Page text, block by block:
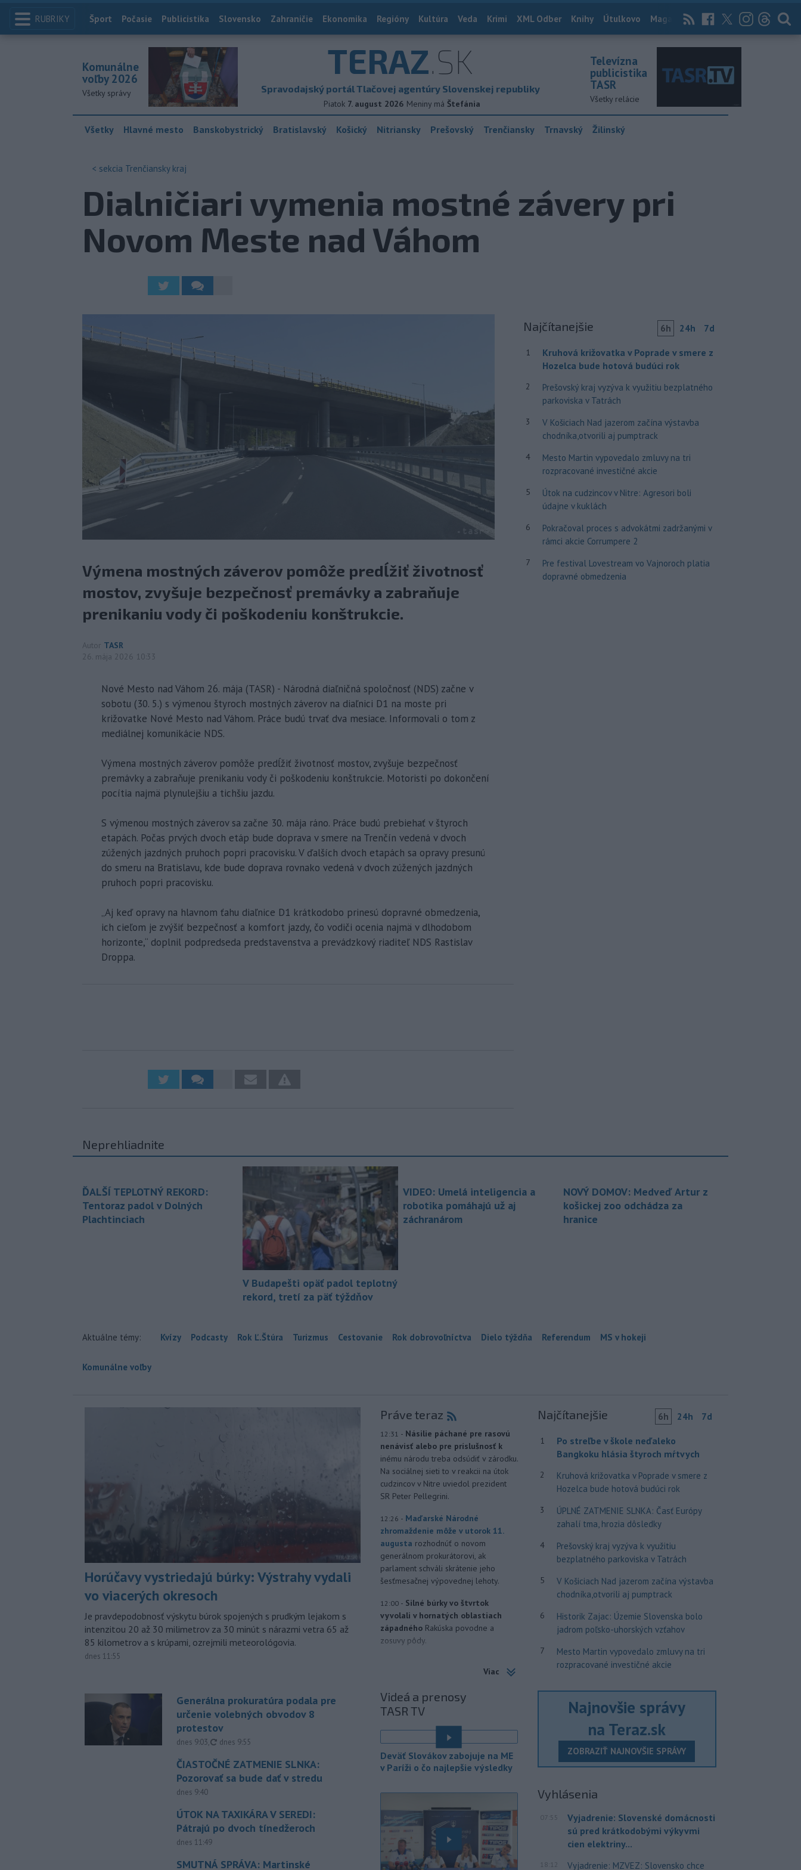
RUBRIKY Index
Šport Počasie Publicistika Slovensko Zahraničie Ekonomika Regióny Kultúra Veda Krimi XML Odber Knihy Útulkovo Magazín News Now Archív
TERAZ.SK
Spravodajský portál Tlačovej agentúry Slovenskej republiky
Piatok 7. august 2026 Meniny má Štefánia
Komunálne
voľby 2026
Všetky správy
Televízna
publicistika
TASR
Všetky relácie
Všetky Hlavné mesto Banskobystrický Bratislavský Košický Nitriansky Prešovský Trenčiansky Trnavský Žilinský
< sekcia Trenčiansky kraj
Dialničiari vymenia mostné závery pri
Novom Meste nad Váhom
Výmena mostných záverov pomôže predĺžiť životnosť
mostov, zvyšuje bezpečnosť premávky a zabraňuje
prenikaniu vody či poškodeniu konštrukcie.
Autor TASR
26. mája 2026 10:33
Nové Mesto nad Váhom 26. mája (TASR) - Národná diaľničná spoločnosť (NDS) začne v
sobotu (30. 5.) s výmenou štyroch mostných záverov na diaľnici D1 na moste pri
križovatke Nové Mesto nad Váhom. Práce budú trvať dva mesiace. Informovali o tom z
mediálnej komunikácie NDS.
Výmena mostných záverov pomôže predĺžiť životnosť mostov, zvyšuje bezpečnosť
premávky a zabraňuje prenikaniu vody či poškodeniu konštrukcie. Motoristi po dokončení
pocítia najmä plynulejšiu a tichšiu jazdu.
S výmenou mostných záverov sa začne 30. mája ráno. Práce budú prebiehať v štyroch
etapách. Počas prvých dvoch etáp bude doprava v smere na Trenčín vedená v dvoch
zúžených jazdných pruhoch popri pracovisku. V ďalších dvoch etapách sa opravy presunú
do smeru na Bratislavu, kde bude doprava rovnako vedená v dvoch zúžených jazdných
pruhoch popri pracovisku.
„Aj keď opravy na hlavnom ťahu diaľnice D1 krátkodobo prinesú dopravné obmedzenia,
ich cieľom je zvýšiť bezpečnosť a komfort jazdy, čo vodiči ocenia najmä v dlhodobom
horizonte,“ doplnil podpredseda predstavenstva a prevádzkový riaditeľ NDS Rastislav
Droppa.
Najčítanejšie 6h 24h 7d
1
Kruhová križovatka v Poprade v smere z
Hozelca bude hotová budúci rok
2
Prešovský kraj vyzýva k využitiu bezplatného
parkoviska v Tatrách
3
V Košiciach Nad jazerom začína výstavba
chodníka,otvorili aj pumptrack
4
Mesto Martin vypovedalo zmluvy na tri
rozpracované investičné akcie
5
Útok na cudzincov v Nitre: Agresori boli
údajne v kuklách
6
Pokračoval proces s advokátmi zadržanými v
rámci akcie Corrumpere 2
7
Pre festival Lovestream vo Vajnoroch platia
dopravné obmedzenia
Neprehliadnite
ĎALŠÍ TEPLOTNÝ REKORD:
Tentoraz padol v Dolných
Plachtinciach
V Budapešti opäť padol teplotný
rekord, tretí za päť týždňov
VIDEO: Umelá inteligencia a
robotika pomáhajú už aj
záchranárom
NOVÝ DOMOV: Medveď Artur z
košickej zoo odchádza za
hranice
Aktuálne témy: Kvízy Podcasty Rok Ľ.Štúra Turizmus Cestovanie Rok dobrovoľníctva Dielo týždňa Referendum MS v hokeji
Komunálne voľby
Horúčavy vystriedajú búrky: Výstrahy vydali
vo viacerých okresoch
Je pravdepodobnosť výskytu búrok spojených s prudkým lejakom s
intenzitou 20 až 30 milimetrov za 30 minút s nárazmi vetra 65 až
85 kilometrov a s krúpami, ozrejmili meteorológovia.
dnes 11:55
Generálna prokuratúra podala pre
určenie volebných obvodov 8
protestov
dnes 9:03, aktualizované
dnes 9:55
ČIASTOČNÉ ZATMENIE SLNKA:
Pozorovať sa bude dať v stredu
dnes 9:40
ÚTOK NA TAXIKÁRA V SEREDI:
Pátrajú po dvoch tínedžeroch
dnes 11:49
SMUTNÁ SPRÁVA: Martinské
Práve teraz
12:31 - Násilie páchané pre rasovú
nenávisť alebo pre príslušnosť k
inému národu treba odsúdiť v zárodku.
Na sociálnej sieti to v reakcii na útok
cudzincov v Nitre uviedol prezident
SR Peter Pellegrini.
12:26 - Maďarské Národné
zhromaždenie môže v utorok 11.
augusta rozhodnúť o novom
generálnom prokurátorovi, ak
parlament schváli skrátenie jeho
šesťmesačnej výpovednej lehoty.
12:00 - Silné búrky vo štvrtok
vyvolali v hornatých oblastiach
západného Rakúska povodne a
zosuvy pôdy.
hydrometeorologický ústav (SHMÚ)
viacerých okresoch stredného a
východného Slovenska. Vydal preto
výstrahu prvého stupňa.
- Ministerstvo vnútra (MV) SR
požiada Národný bezpečnostnýúrad
(NBÚ) o nezávislé odborné posúdenie
11:03 -
Pre pretrvávajúce sucho,
horúčavy a nedostatok pitnej vody
boli do odvolania vyhlásené
mimoriadne situácie v obciach Nižný
Viac
Videá a prenosy
TASR TV
Deväť Slovákov zabojuje na ME
v Paríži o čo najlepšie výsledky
Najčítanejšie 6h 24h 7d
1
Po streľbe v škole neďaleko
Bangkoku hlásia štyroch mŕtvych
2
Kruhová križovatka v Poprade v smere z
Hozelca bude hotová budúci rok
3
ÚPLNÉ ZATMENIE SLNKA: Časť Európy
zahalí tma, hrozia dôsledky
4
Prešovský kraj vyzýva k využitiu
bezplatného parkoviska v Tatrách
5
V Košiciach Nad jazerom začína výstavba
chodníka,otvorili aj pumptrack
6
Historik Zajac: Územie Slovenska bolo
jadrom poľsko-uhorských vzťahov
7
Mesto Martin vypovedalo zmluvy na tri
rozpracované investičné akcie
Najnovšie správy
na Teraz.sk
ZOBRAZIŤ NAJNOVŠIE SPRÁVY
Vyhlásenia
07:55
Vyjadrenie: Slovenské domácnosti
sú pred krátkodobými výkyvmi
cien elektriny...
18:12
Vyjadrenie: MZVEZ: Slovensko chce